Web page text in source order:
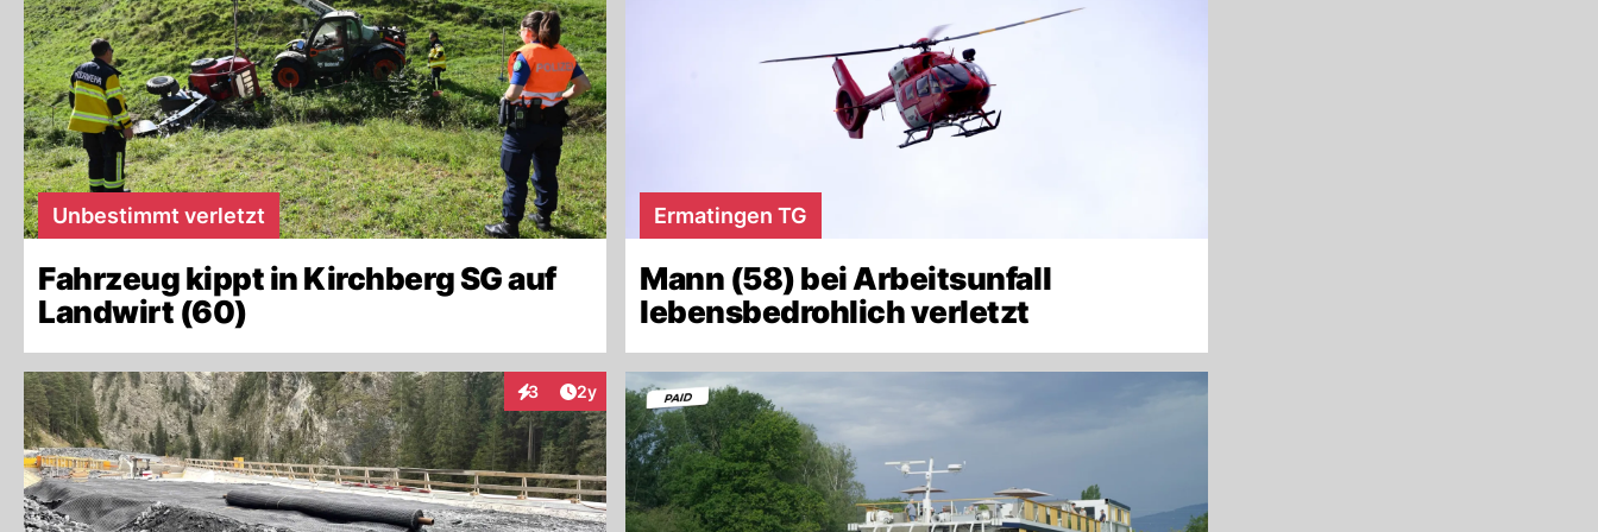
Unbestimmt verletzt
Fahrzeug kippt in Kirchberg SG auf
Landwirt (60)
Ermatingen TG
Mann (58) bei Arbeitsunfall
lebensbedrohlich verletzt
3
InteraktionenArtikel veröffentlicht:
2y